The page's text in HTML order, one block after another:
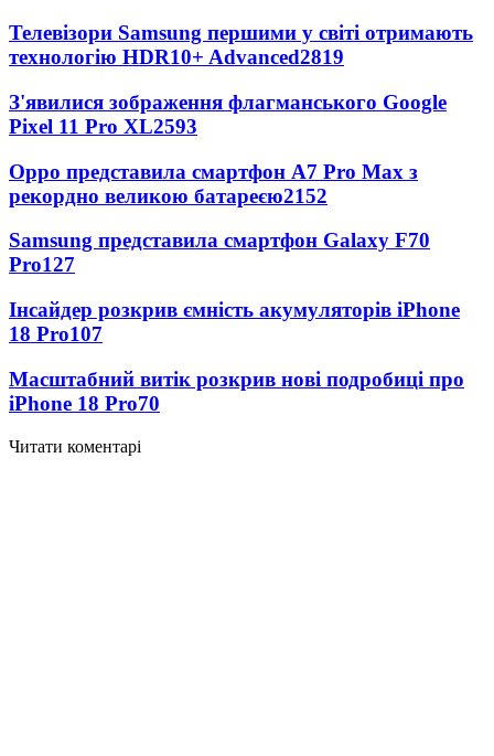
Телевізори Samsung першими у світі отримають
технологію HDR10+ Advanced2819
З'явилися зображення флагманського Google
Pixel 11 Pro XL2593
Oppo представила смартфон A7 Pro Max з
рекордно великою батареєю2152
Samsung представила смартфон Galaxy F70
Pro127
Інсайдер розкрив ємність акумуляторів iPhone
18 Pro107
Масштабний витік розкрив нові подробиці про
iPhone 18 Pro70
Читати коментарі